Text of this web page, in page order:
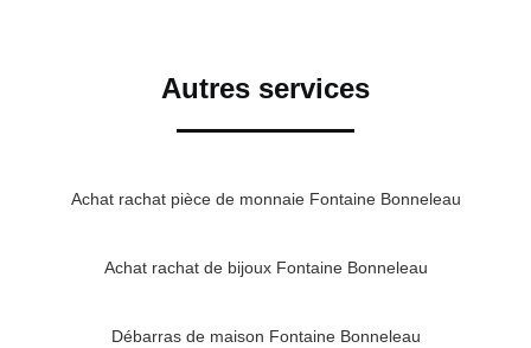
Autres services
Achat rachat pièce de monnaie Fontaine Bonneleau
Achat rachat de bijoux Fontaine Bonneleau
Débarras de maison Fontaine Bonneleau